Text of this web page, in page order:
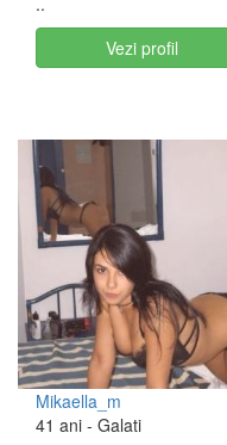
Vezi profil
Mikaella_m
41 ani - Galati